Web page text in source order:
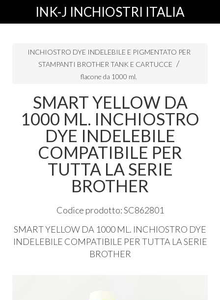
INK-J INCHIOSTRI ITALIA
INCHIOSTRO DYE INDELEBILE E PIGMENTATO PER
STAMPANTI BROTHER TANK E CARTUCCE
flacone da 1000 ml.
SMART YELLOW DA
1000 ML. INCHIOSTRO
DYE INDELEBILE
COMPATIBILE PER
TUTTA LA SERIE
BROTHER
Codice prodotto: SC862801
SMARTYELLOW DA 1000 ML. INCHIOSTRO DYE
INDELEBILE COMPATIBILE PER TUTTA LASERIE
BROTHER